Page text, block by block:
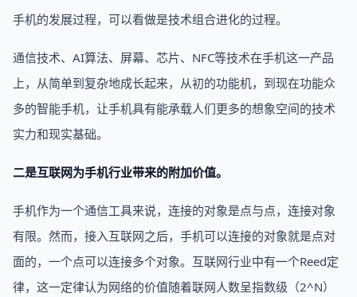
手机的发展过程，可以看做是技术组合进化的过程。
通信技术、AI算法、屏幕、芯片、NFC等技术在手机这一产品
上，从简单到复杂地成长起来，从初的功能机，到现在功能众
多的智能手机，让手机具有能承载人们更多的想象空间的技术
实力和现实基础。
二是互联网为手机行业带来的附加价值。
手机作为一个通信工具来说，连接的对象是点与点，连接对象
有限。然而，接入互联网之后，手机可以连接的对象就是点对
面的，一个点可以连接多个对象。互联网行业中有一个Reed定
律，这一定律认为网络的价值随着联网人数呈指数级（2^N）